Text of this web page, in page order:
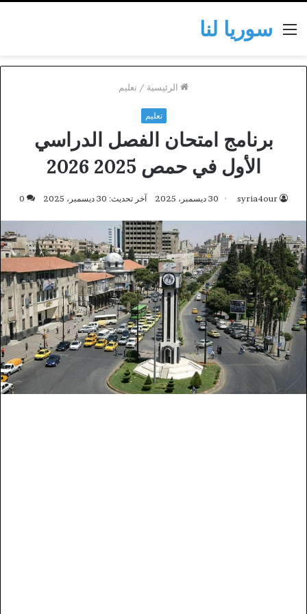
سوريا لناالقائمة
الرئيسية / تعليم
تعليم
برنامج امتحان الفصل الدراسي
الأول في حمص 2025 2026
syria4our 30 ديسمبر، 2025 آخر تحديث: 30 ديسمبر، 2025 0